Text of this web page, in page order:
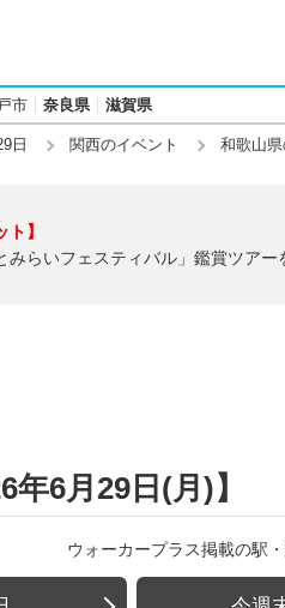
市 奈良県 滋賀県
日 関西のイベント 和歌山県
】
らいフェスティバル」鑑賞ツアー
6月29日(月)】
ウォーカープラス掲載の駅